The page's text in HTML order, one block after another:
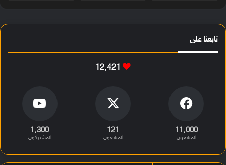
تابعنا على
12٬421
11٬000
المتابعون
121
المتابعون
1٬300
المشتركون